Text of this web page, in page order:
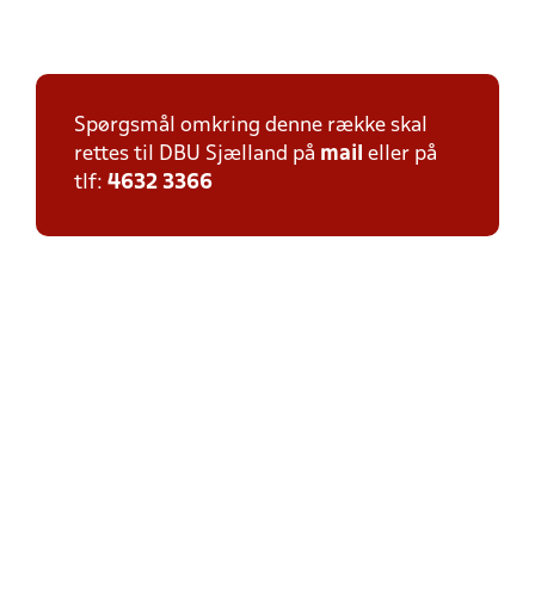
Spørgsmål omkring denne række skal
rettes til DBU Sjælland på mail eller på
tlf: 4632 3366